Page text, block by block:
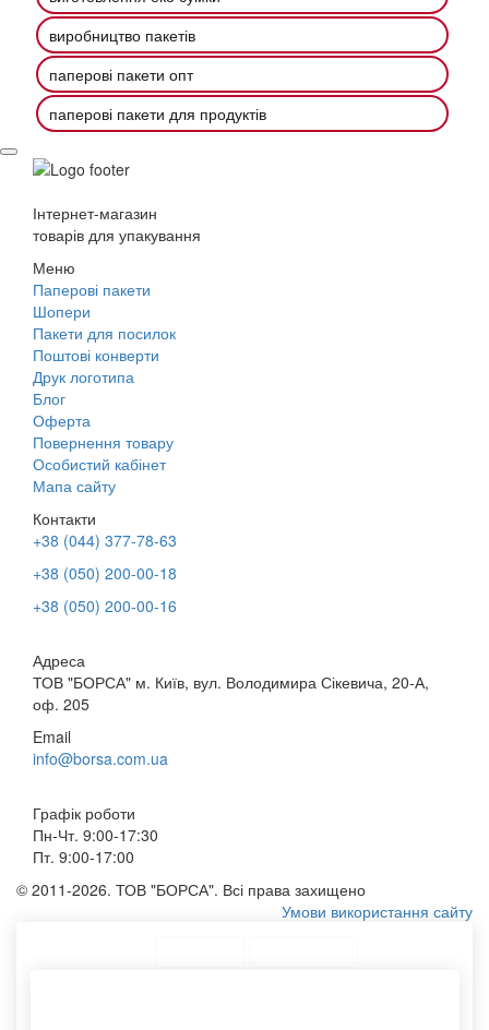
виробництво пакетів
паперові пакети опт
паперові пакети для продуктів
Інтернет-магазин
товарів для упакування
Меню
Паперові пакети
Шопери
Пакети для посилок
Поштові конверти
Друк логотипа
Блог
Оферта
Повернення товару
Особистий кабінет
Мапа сайту
Контакти
+38 (044) 377-78-63
+38 (050) 200-00-18
+38 (050) 200-00-16
Адреса
ТОВ "БОРСА" м. Київ, вул. Володимира Сікевича, 20-А,
оф. 205
Email
info@borsa.com.ua
Графік роботи
Пн-Чт. 9:00-17:30
Пт. 9:00-17:00
© 2011-2026. ТОВ "БОРСА". Всі права захищено
Умови використання сайту